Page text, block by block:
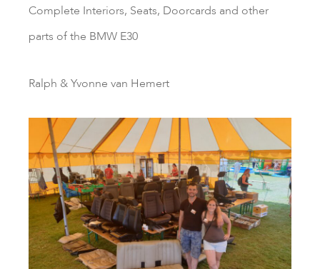
Complete Interiors, Seats, Doorcards and other
parts of the BMW E30
Ralph & Yvonne van Hemert